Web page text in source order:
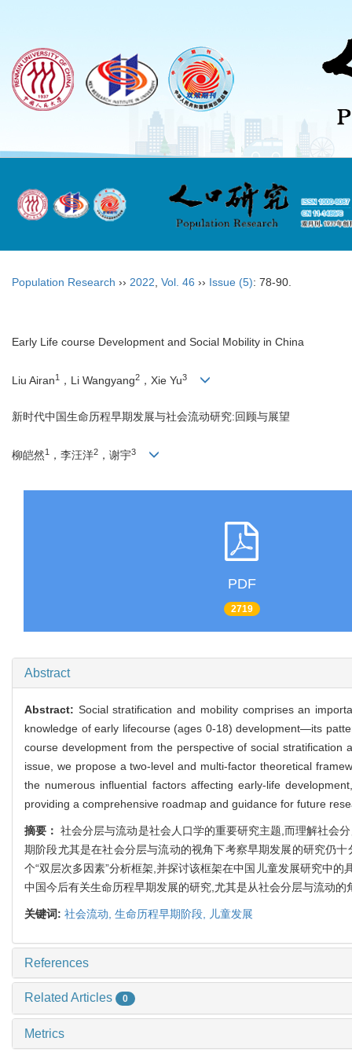
Population Research ›› 2022 Vol. 46 ›› Issue (5): 78-90.
Early Life course Development and Social Mobility in China
Liu Airan1 ，Li Wangyang2 ，Xie Yu3
新时代中国生命历程早期发展与社会流动研究:回顾与展望
柳皑然1 ，李汪洋2 ，谢宇3
PDF
2719
Abstract
Abstract: Social stratification and mobility comprises an
knowledge of early lifecourse (ages 0-18) development—its
course development from the perspective of social
issue, we propose a two-level and multi-factor theoretical
the numerous influential factors affecting early-life
providing a comprehensive roadmap and guidance for future
摘要：社会分层与流动是社会人口学的重要研究主题,而理解社会
期阶段尤其是在社会分层与流动的视角下考察早期发展的研究仍
个“双层次多因素”分析框架,并探讨该框架在中国儿童发展研究中的
中国今后有关生命历程早期发展的研究,尤其是从社会分层与流动
关键词: 社会流动, 生命历程早期阶段, 儿童发展
References
Related Articles 0
Metrics